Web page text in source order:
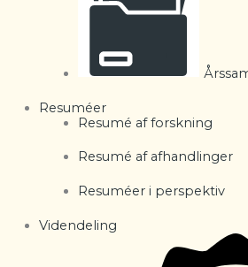
Resuméer
Resumé af forskning
Resumé af afhandlinger
Resuméer i perspektiv
Videndeling